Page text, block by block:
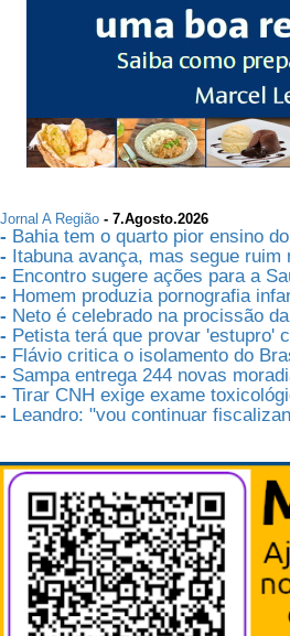
Jornal A Região - 7.Agosto.2026
- Bahia tem o quarto pior ensino
- Itabuna avança, mas segue ruim
- Encontro sugere ações para a
- Homem produzia pornografia
- Neto é celebrado na procissão
- Petista terá que provar 'estupro'
- Flávio critica o isolamento do
- Sampa entrega 244 novas
- Tirar CNH exige exame
- Leandro: "vou continuar